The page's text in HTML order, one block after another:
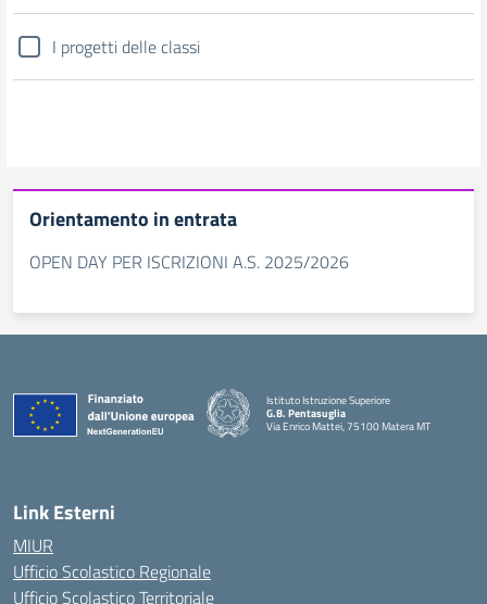
I progetti delle classi
Orientamento in entrata
OPEN DAY PER ISCRIZIONI A.S. 2025/2026
Istituto Istruzione Superiore
G.B. Pentasuglia
Via Enrico Mattei, 75100 Matera MT
Link Esterni
MIUR
Ufficio Scolastico Regionale
Ufficio Scolastico Territoriale